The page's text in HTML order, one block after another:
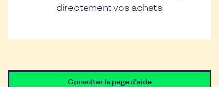
directement vos achats
Consulter la page d'aide